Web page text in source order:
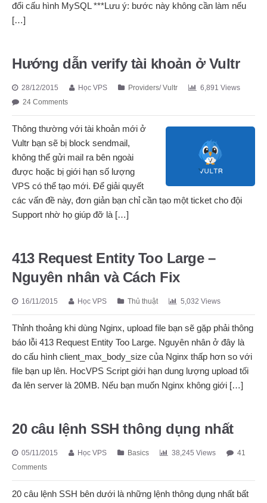
đổi cấu hình MySQL ***Lưu ý: bước này không cần làm nếu
[…]
Hướng dẫn verify tài khoản ở Vultr
28/12/2015 Học VPS Providers/Vultr
6,891 Views
24 Comments
Thông thường với tài khoản mới ở
Vultr bạn sẽ bị block sendmail,
không thể gửi mail ra bên ngoài
được hoặc bị giới hạn số lượng
VPS có thể tạo mới. Để giải quyết
các vấn đề này, đơn giản bạn chỉ cần tạo một ticket cho đội
Support nhờ họ giúp đỡ là […]
413 Request Entity Too Large –
Nguyên nhân và Cách Fix
16/11/2015 Học VPS Thủ thuật 5,032 Views
Thỉnh thoảng khi dùng Nginx, upload file bạn sẽ gặp phải thông
báo lỗi 413 Request Entity Too Large. Nguyên nhân ở đây là
do cấu hình client_max_body_size của Nginx thấp hơn so với
file bạn up lên. HocVPS Script giới hạn dung lượng upload tối
đa lên server là 20MB. Nếu bạn muốn Nginx không giới […]
20 câu lệnh SSH thông dụng nhất
05/11/2015 Học VPS Basics 38,245 Views
41
Comments
20 câu lệnh SSH bên dưới là những lệnh thông dụng nhất bất